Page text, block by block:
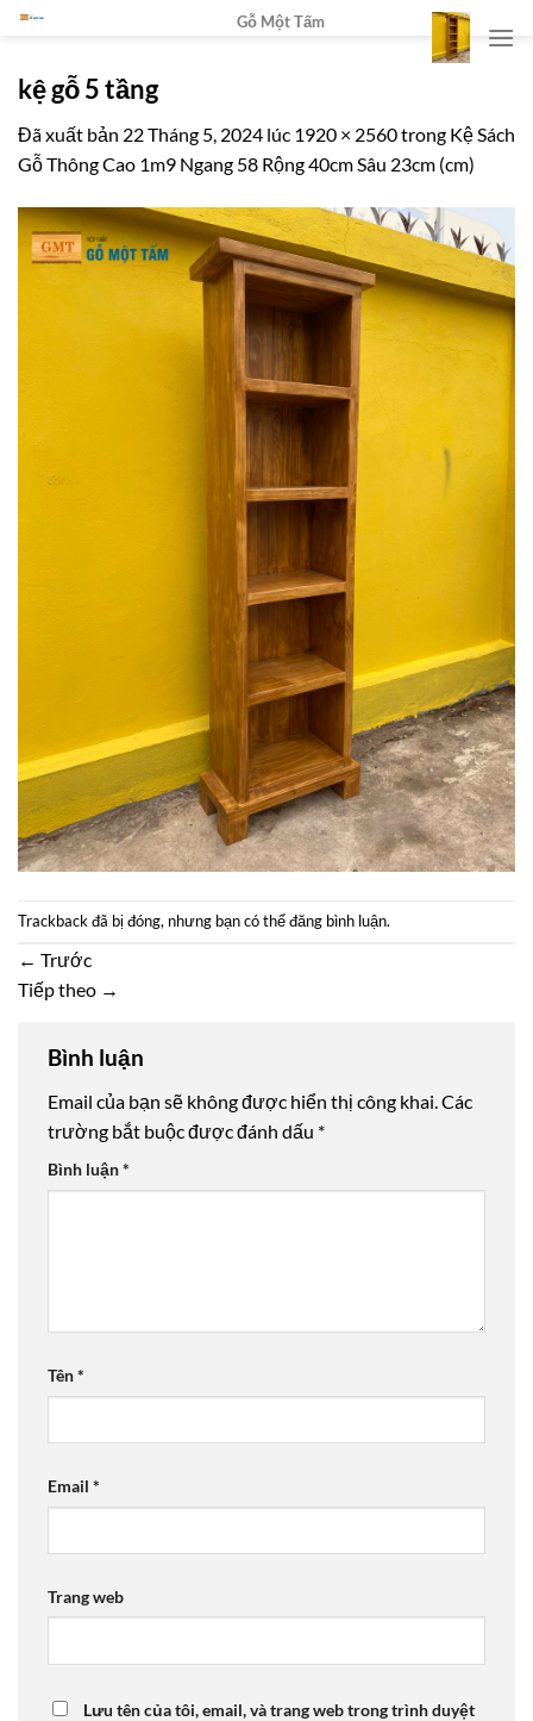
Chuyển
nội
dung
Gỗ Một Tấm
kệ gỗ 5 tầng
Đã xuất bản 22 Tháng 5, 2024 lúc 1920 × 2560trong Kệ Sách
Gỗ Thông Cao 1m9 Ngang 58 Rộng 40cm Sâu 23cm (cm)
Trackback đã bị đóng, nhưng bạn có thểđăng bình luận.
← Trước
Tiếp theo →
Bình luận
Email của bạn sẽ không được hiển thị công khai.Các
trường bắt buộc được đánh dấu *
Bình luận*
Tên*
Email *
Trang web
Lưu tên của tôi, email, và trang web trong trình duyệt